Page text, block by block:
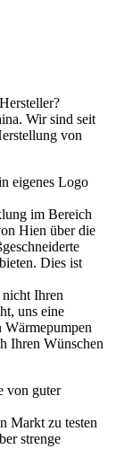
Wir sind seit
von
eigenes Logo
im Bereich
Hien über die
Dies ist
Ihren
uns eine
Ihren Wünschen
von guter
Markt zu testen
strenge